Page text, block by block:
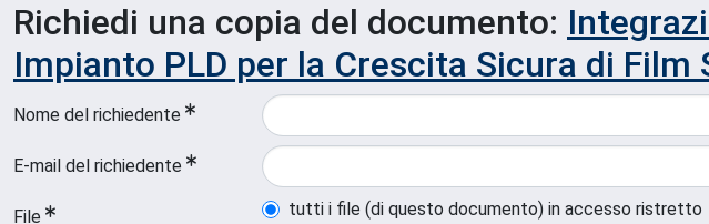
Richiedi una copia del documento:
Impianto PLD per la Crescita Sicura di Film
Nome del richiedente
E-mail del richiedente
File
tutti i file (di questo documento) in accesso ristretto